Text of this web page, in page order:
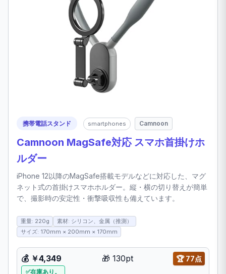
携帯電話スタンド smartphones Camnoon
Camnoon MagSafe対応 スマホ首掛けホ
ルダー
iPhone 12以降のMagSafe搭載モデルなどに対応した、マグ
ネット式の首掛けスマホホルダー。縦・横の切り替えが簡単
で、撮影時の安定性・衝撃吸収性も備えています。
重量: 220g
素材: シリコン、金属（推測）
サイズ: 170mm × 200mm × 170mm
💰 ￥4,349 🎁 130pt 🏆77点
在庫あり。